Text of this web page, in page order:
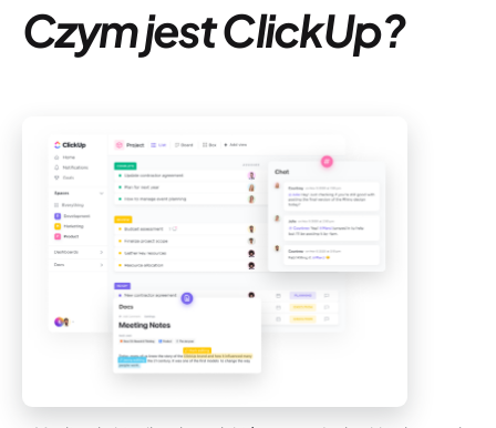
Czym jest ClickUp?